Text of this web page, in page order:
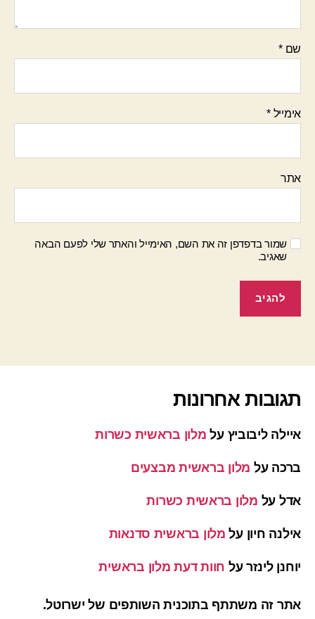
שם*
אימייל*
אתר
שמור בדפדפן זה את השם, האימייל והאתר שלי לפעם הבאה
שאגיב.
תגובות אחרונות
איילה ליבוביץ על מלון בראשית כשרות
ברכה על מלון בראשית מבצעים
אדל על מלון בראשית כשרות
אילנה חיון על מלון בראשית סדנאות
יוחנן לינזר על חוות דעת מלון בראשית
אתר זה משתתף בתוכנית השותפים של ישרוטל.